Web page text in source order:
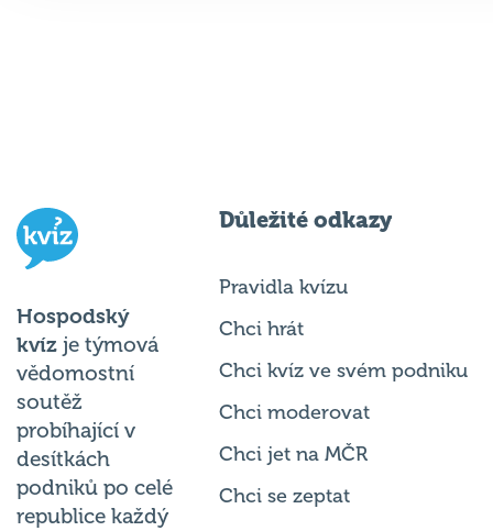
Hospodský
kvíz je týmová
vědomostní
soutěž
probíhající v
desítkách
podniků po celé
republice každý
Důležité odkazy
Pravidla kvízu
Chci hrát
Chci kvíz ve svém podniku
Chci moderovat
Chci jet na MČR
Chci se zeptat